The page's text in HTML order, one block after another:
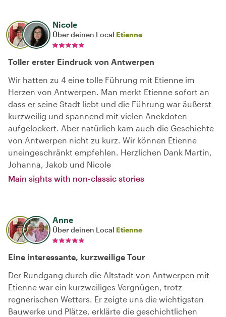
Nicole
Über deinen Local Etienne
Toller erster Eindruck von Antwerpen
Wir hatten zu 4 eine tolle Führung mit Etienne im
Herzen von Antwerpen. Man merkt Etienne sofort an
dass er seine Stadt liebt und die Führung war äußerst
kurzweilig und spannend mit vielen Anekdoten
aufgelockert. Aber natürlich kam auch die Geschichte
von Antwerpen nicht zu kurz. Wir können Etienne
uneingeschränkt empfehlen. Herzlichen Dank Martin,
Johanna, Jakob und Nicole
Main sights with non-classic stories
Anne
Über deinen Local Etienne
Eine interessante, kurzweilige Tour
Der Rundgang durch die Altstadt von Antwerpen mit
Etienne war ein kurzweiliges Vergnügen, trotz
regnerischen Wetters. Er zeigte uns die wichtigsten
Bauwerke und Plätze, erklärte die geschichtlichen